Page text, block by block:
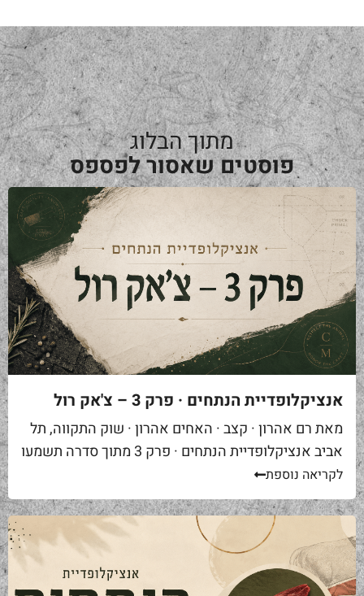
מתוך הבלוג
פוסטים שאסור לפספס
אנציקלופדיית הנתחים · פרק 3 – צ'אק רול
מאת רם אהרון · קצב · האחים אהרון · שוק התקווה, תל
אביב אנציקלופדיית הנתחים · פרק 3 מתוך סדרה תשמעו
סיפור. אתם באים לאחת ממסעדות הבשר הטובות...
לקריאה נוספת